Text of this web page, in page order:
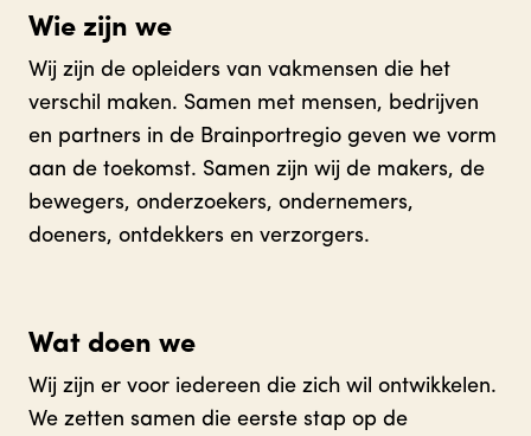
Wie zijn we
Wij zijn de opleiders van vakmensen die het
verschil maken. Samen met mensen, bedrijven
en partners in de Brainportregio geven we vorm
aan de toekomst. Samen zijn wij de makers, de
bewegers, onderzoekers, ondernemers,
doeners, ontdekkers en verzorgers.
Wat doen we
Wij zijn er voor iedereen die zich wil ontwikkelen.
We zetten samen die eerste stap op de